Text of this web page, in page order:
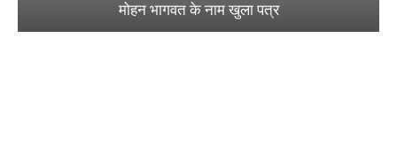
मोहन भागवत के नाम खुला पत्र